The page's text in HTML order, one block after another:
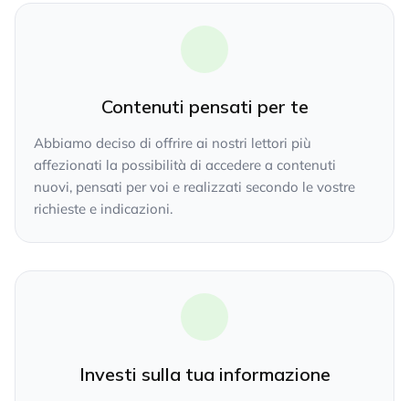
Contenuti pensati per te
Abbiamo deciso di offrire ai nostri lettori più
affezionati la possibilità di accedere a contenuti
nuovi, pensati per voi e realizzati secondo le vostre
richieste e indicazioni.
Investi sulla tua informazione